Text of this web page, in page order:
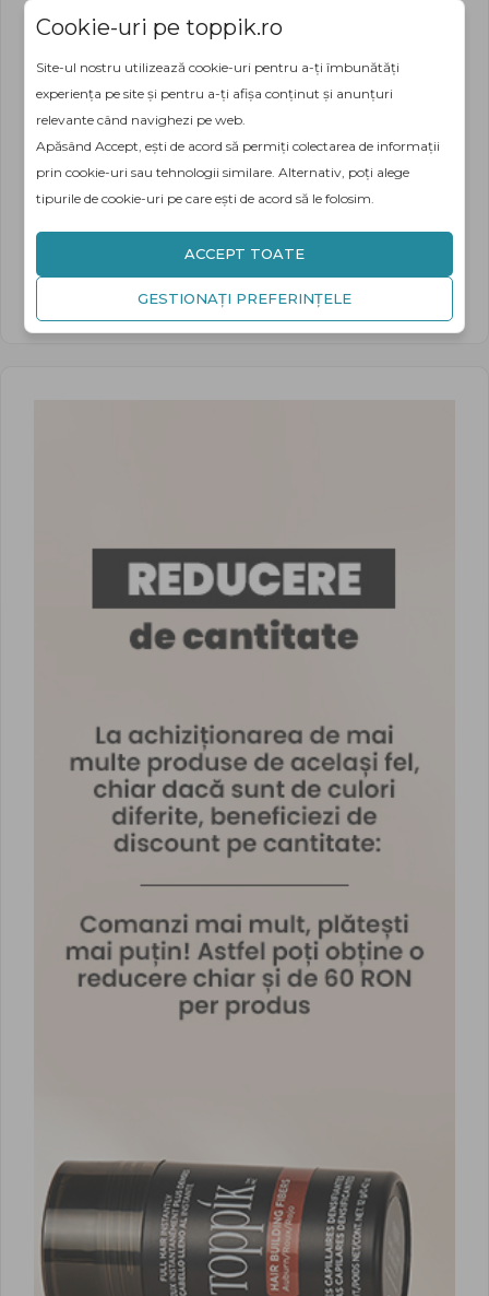
Cookie-uri pe toppik.ro
Site-ul nostru utilizează cookie-uri pentru a-ți îmbunătăți
experiența pe site și pentru a-ți afișa conținut și anunțuri
relevante când navighezi pe web.
Apăsând Accept, ești de acord să permiți colectarea de informații
prin cookie-uri sau tehnologii similare. Alternativ, poți alege
tipurile de cookie-uri pe care ești de acord să le folosim.
GESTIONAȚI PREFERINȚELE
ACCEPT TOATE